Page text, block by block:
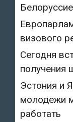
визового
Сегодня
получения
Эстония и
молодежи
работать